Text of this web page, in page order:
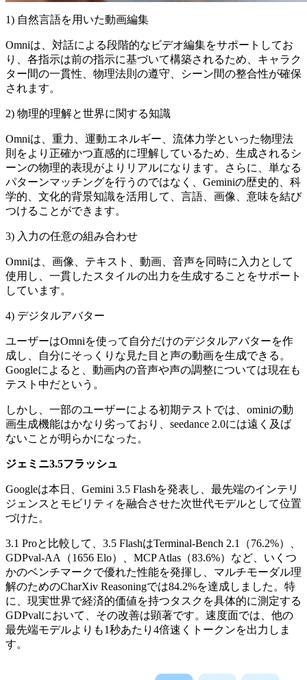
1) 自然言語を用いた動画編集
Omniは、対話による段階的なビデオ編集をサポートしてお
り、各指示は前の指示に基づいて構築されるため、キャラク
ター間の一貫性、物理法則の遵守、シーン間の整合性が確保
されます。
2) 物理的理解と世界に関する知識
Omniは、重力、運動エネルギー、流体力学といった物理法
則をより正確かつ直感的に理解しているため、生成されるシ
ーンの物理的表現がよりリアルになります。さらに、単なる
パターンマッチングを行うのではなく、Geminiの歴史的、科
学的、文化的背景知識を活用して、言語、画像、意味を結び
つけることができます。
3) 入力の任意の組み合わせ
Omniは、画像、テキスト、動画、音声を同時に入力として
使用し、一貫したスタイルの出力を生成することをサポート
しています。
4) デジタルアバター
ユーザーはOmniを使って自分だけのデジタルアバターを作
成し、自分にそっくりな見た目と声の動画を生成できる。
Googleによると、動画内の音声や声の調整については現在も
テスト中だという。
しかし、一部のユーザーによる初期テストでは、ominiの動
画生成機能はかなり劣っており、seedance 2.0には遠く及ば
ないことが明らかになった。
ジェミニ3.5フラッシュ
Googleは本日、Gemini 3.5 Flashを発表し、最先端のインテリ
ジェンスとモビリティを融合させた次世代モデルとして位置
づけた。
3.1 Proと比較して、3.5 FlashはTerminal-Bench 2.1（76.2%）、
GDPval-AA（1656 Elo）、MCP Atlas（83.6%）など、いくつ
かのベンチマークで優れた性能を発揮し、マルチモーダル理
解のためのCharXiv Reasoningでは84.2%を達成しました。特
に、現実世界で経済的価値を持つタスクを具体的に測定する
GDPvalにおいて、その改善は顕著です。速度面では、他の
最先端モデルよりも1秒あたり4倍速くトークンを出力しま
す。